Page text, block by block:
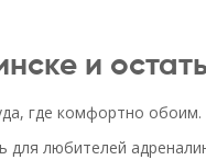
и
где комфортно
для любителей